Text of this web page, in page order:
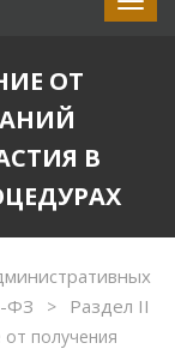
ОТ
В
ФЗ
> Раздел II
от получения